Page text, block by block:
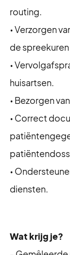
routing.
• Verzorgen
de
•
huisartsen.
• Bezorgen
• Correct
•
diensten.
Wat krijg je?